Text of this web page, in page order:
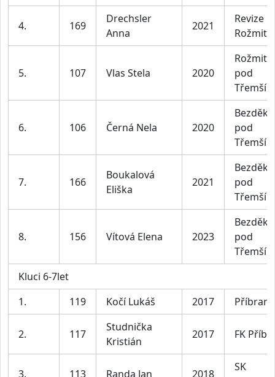
4. 169
Drechsler
Anna
2021
Revize
5. 107 Vlas Stela 2020
Rožmitál
pod
6. 106 Černá Nela 2020
pod
7. 166
Boukalová
Eliška
2021
pod
8. 156 Vítová Elena 2023
pod
Kluci 6-7let
1.
119 Kočí Lukáš 2017 Příbram
2. 117
Studnička
Kristián
2017 FK
3. 113 Randa Jan 2018
SK